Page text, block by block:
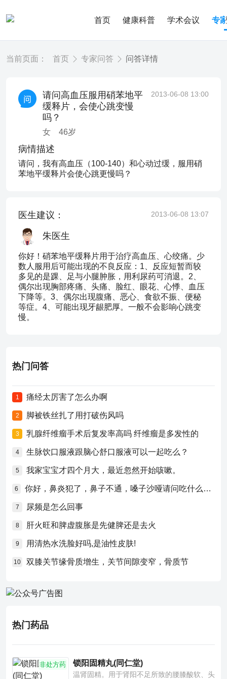
首页 健康科普 学术会议 专
当前页面： 首页 专家问答 问答详情
请问高血压服用硝苯地平
缓释片，会使心跳变慢
吗？
女 46岁
2013-06-08 13:00
病情描述
请问，我有高血压（100-140）和心动过缓，服用硝
苯地平缓释片会使心跳更慢吗？
医生建议： 2013-06-08 13:07
朱医生
你好！硝苯地平缓释片用于治疗高血压、心绞痛。少
数人服用后可能出现的不良反应：1、反应短暂而较
多见的是踝、足与小腿肿胀，用利尿药可消退。2、
偶尔出现胸部疼痛、头痛、脸红、眼花、心悸、血压
下降等。3、偶尔出现腹痛、恶心、食欲不振、便秘
等症。4、可能出现牙龈肥厚。一般不会影响心跳变
慢。
热门问答
1 痛经太厉害了怎么办啊
2 脚被铁丝扎了用打破伤风吗
3 乳腺纤维瘤手术后复发率高吗 纤维瘤是多发性的
4 生脉饮口服液跟脑心舒口服液可以一起吃么？
5 我家宝宝才四个月大，最近忽然开始咳嗽。
6 你好，鼻炎犯了，鼻子不通，嗓子沙哑请问吃什么药比较好？
7 尿频是怎么回事
8 肝火旺和脾虚腹胀是先健脾还是去火
9 用清热水洗脸好吗,是油性皮肤!
10 双膝关节缘骨质增生，关节间隙变窄，骨质节
热门药品
非处方药 锁阳固精丸(同仁堂)
温肾固精。用于肾阳不足所致的腰膝酸软、头